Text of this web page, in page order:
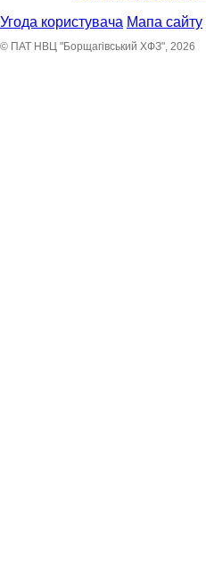
Угода користувача Мапа сайту
© ПАТ НВЦ "Борщагівський ХФЗ", 2026